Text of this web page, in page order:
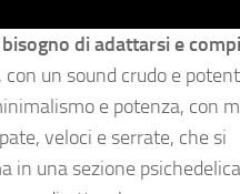
di adattarsi e
un sound crudo e
e potenza, con
veloci e serrate, che si
in una sezione